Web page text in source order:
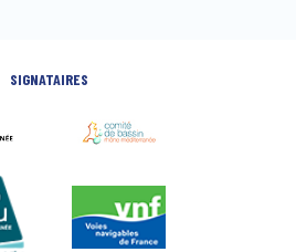
SIGNATAIRES